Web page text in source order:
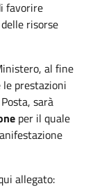
favorire
risorse
al fine
prestazioni
sarà
per il quale
allegato: